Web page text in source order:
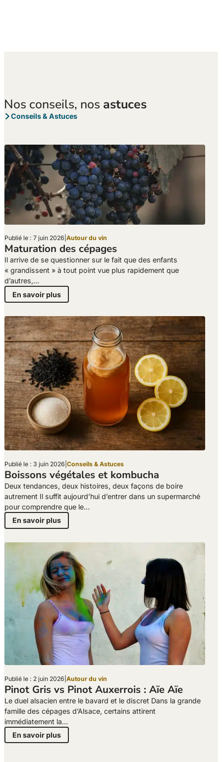
Nos conseils, nos astuces
Conseils & Astuces
Publié le : 7 juin 2026 Autour du vin
Maturation des cépages
Il arrive de se questionner sur le fait que des enfants
« grandissent » à tout point vue plus rapidement que
d’autres,…
En savoir plus
Publié le : 3 juin 2026 Conseils & Astuces
Boissons végétales et kombucha
Deux tendances, deux histoires, deux façons de boire
autrement Il suffit aujourd’hui d’entrer dans un supermarché
pour comprendre que le…
En savoir plus
Publié le : 2 juin 2026 Autour du vin
Pinot Gris vs Pinot Auxerrois : Aïe Aïe
Le duel alsacien entre le bavard et le discret Dans la grande
famille des cépages d’Alsace, certains attirent
immédiatement la…
En savoir plus